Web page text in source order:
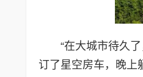
“在大城市待久
订了星空房车，晚上